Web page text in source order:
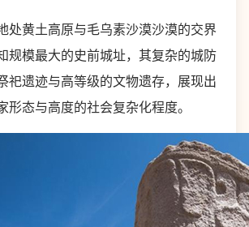
黄土高原与毛乌素沙漠沙漠的交界
规模最大的史前城址，其复杂的城防
祀遗迹与高等级的文物遗存，展现出
形态与高度的社会复杂化程度。